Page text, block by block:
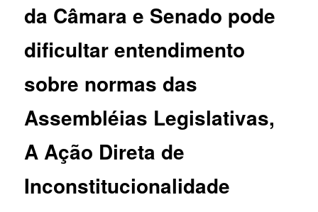
da Câmara e Senado pode
dificultar entendimento
sobre normas das
Assembléias Legislativas,
A Ação Direta de
Inconstitucionalidade